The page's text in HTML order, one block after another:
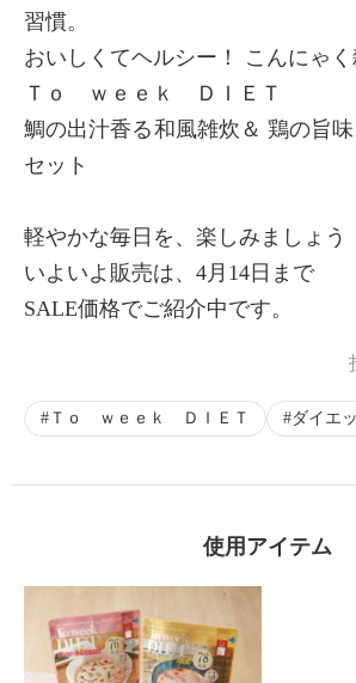
習慣。
おいしくてヘルシー！ こんにゃ
Ｔｏ ｗｅｅｋ ＤＩＥＴ
鯛の出汁香る和風雑炊＆ 鶏の旨
セット
軽やかな毎日を、楽しみましょう
いよいよ販売は、4月14日まで
SALE価格でご紹介中です。
Ｔｏ ｗｅｅｋ ＤＩＥＴ ダイエ
使用アイテム